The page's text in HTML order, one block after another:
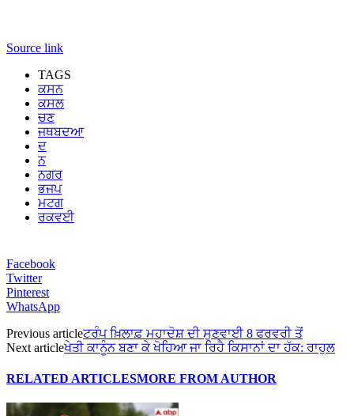
Source link
TAGS
ਕਸਨ
ਕਸਲ
ਚਣ
ਜਥਬਦਆ
ਦ
ਨ
ਨਗਰ
ਭਜਪ
ਮਟਗ
ਰਕਵਈ
Facebook
Twitter
Pinterest
WhatsApp
Previous articleਟਰੰਪ ਖ਼ਿਲਾਫ਼ ਮਹਾਦੋਸ਼ ਦੀ ਸੁਣਵਾਈ 8 ਫਰਵਰੀ ਤੋਂ
Next articleਖੇਤੀ ਕਾਨੂੰਨ ਬਣਾ ਕੇ ਖੋਹਿਆ ਜਾ ਰਿਹੈ ਕਿਸਾਨਾਂ ਦਾ ਹੱਕ: ਰਾਹੁਲ
RELATED ARTICLESMORE FROM AUTHOR